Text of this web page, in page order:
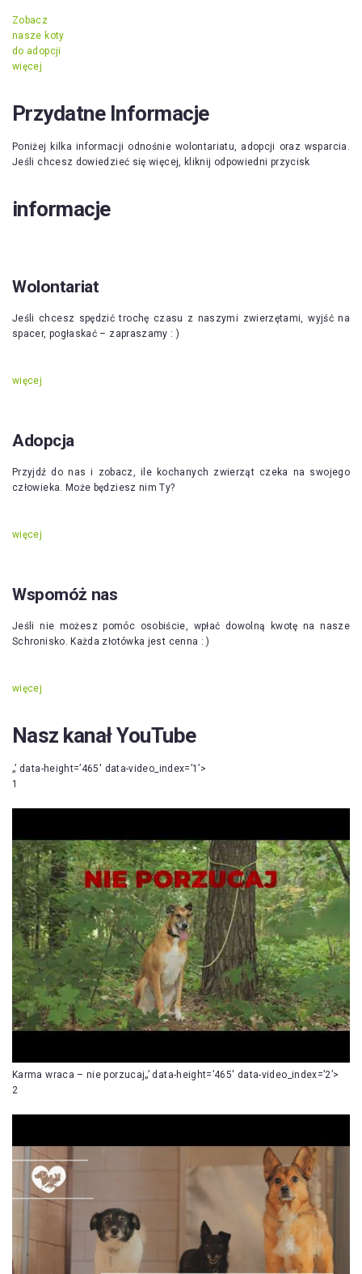
Zobacz
nasze koty
do adopcji
więcej
Przydatne Informacje
Poniżej kilka informacji odnośnie wolontariatu, adopcji oraz wsparcia.
Jeśli chcesz dowiedzieć się więcej, kliknij odpowiedni przycisk
informacje
Wolontariat
Jeśli chcesz spędzić trochę czasu z naszymi zwierzętami, wyjść na
spacer, pogłaskać – zapraszamy : )
więcej
Adopcja
Przyjdź do nas i zobacz, ile kochanych zwierząt czeka na swojego
człowieka. Może będziesz nim Ty?
więcej
Wspomóż nas
Jeśli nie możesz pomóc osobiście, wpłać dowolną kwotę na nasze
Schronisko. Każda złotówka jest cenna : )
więcej
Nasz kanał YouTube
„’ data-height=’465′ data-video_index=’1’>
1
Karma wraca – nie porzucaj„’ data-height=’465′ data-video_index=’2’>
2